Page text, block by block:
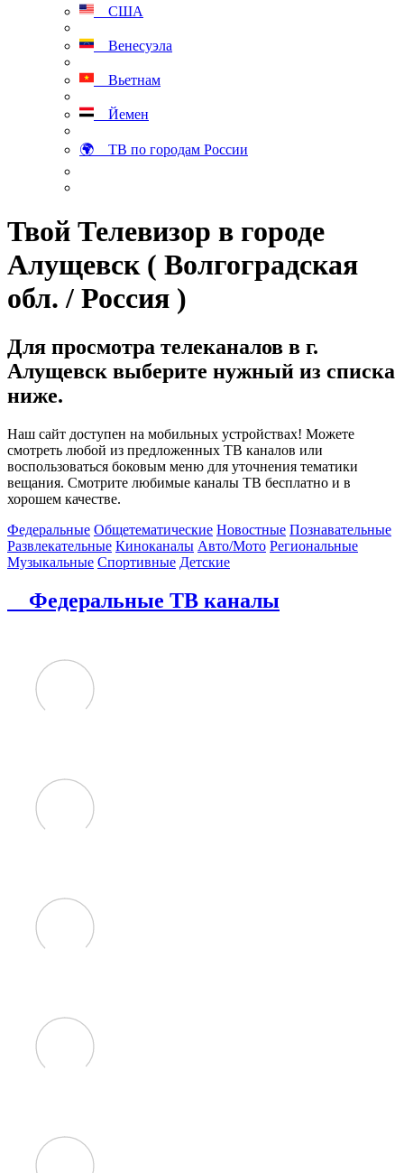
США
Венесуэла
Вьетнам
Йемен
🌍 ТВ по городам России
Твой Телевизор в городе
Алущевск ( Волгоградская
обл. / Россия )
Для просмотра телеканалов в г.
Алущевск выберите нужный из списка
ниже.
Наш сайт доступен на мобильных устройствах! Можете
смотреть любой из предложенных ТВ каналов или
воспользоваться боковым меню для уточнения тематики
вещания. Смотрите любимые каналы ТВ бесплатно и в
хорошем качестве.
Федеральные Общетематические Новостные Познавательные
Развлекательные Киноканалы Авто/Мото Региональные
Музыкальные Спортивные Детские
Федеральные ТВ каналы